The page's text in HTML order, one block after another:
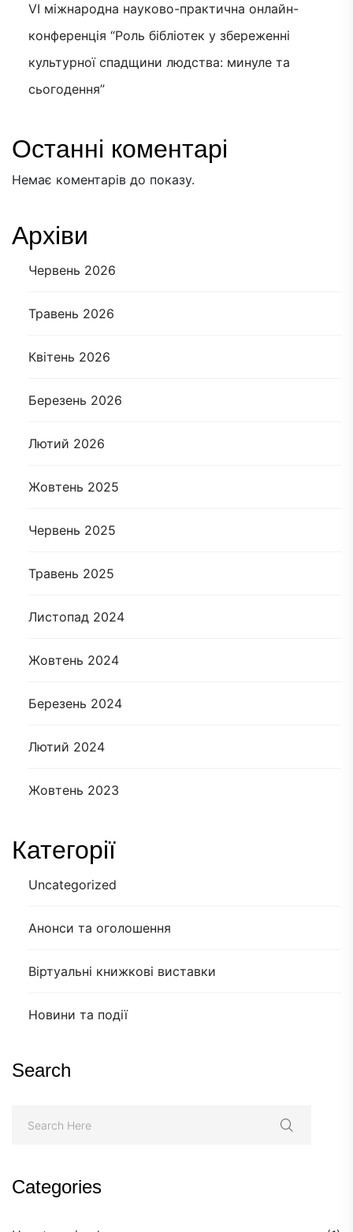
VI міжнародна науково-практична онлайн-
конференція “Роль бібліотек у збереженні
культурної спадщини людства: минуле та
сьогодення”
Останні коментарі
Немає коментарів до показу.
Архіви
Червень 2026
Травень 2026
Квітень 2026
Березень 2026
Лютий 2026
Жовтень 2025
Червень 2025
Травень 2025
Листопад 2024
Жовтень 2024
Березень 2024
Лютий 2024
Жовтень 2023
Категорії
Uncategorized
Анонси та оголошення
Віртуальні книжкові виставки
Новини та події
Search
Categories